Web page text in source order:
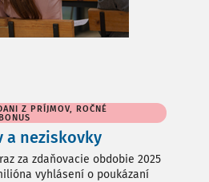
Z PRÍJMOV, ROČNÉ
a neziskovky
za zdaňovacie obdobie 2025
vyhlásení o poukázaní